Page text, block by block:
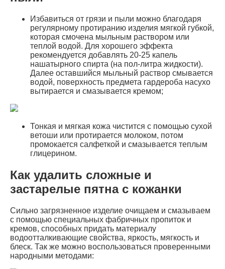
Избавиться от грязи и пыли можно благодаря
регулярному протиранию изделия мягкой губкой,
которая смочена мыльным раствором или
теплой водой. Для хорошего эффекта
рекомендуется добавлять 20-25 капель
нашатырного спирта (на пол-литра жидкости).
Далее оставшийся мыльный раствор смывается
водой, поверхность предмета гардероба насухо
вытирается и смазывается кремом;
Тонкая и мягкая кожа чистится с помощью сухой
ветоши или протирается молоком, потом
промокается салфеткой и смазывается теплым
глицерином.
Как удалить сложные и
застарелые пятна с кожанки
Сильно загрязненное изделие очищаем и смазываем
с помощью специальных фабричных пропиток и
кремов, способных придать материалу
водоотталкивающие свойства, яркость, мягкость и
блеск. Так же можно воспользоваться проверенными
народными методами: